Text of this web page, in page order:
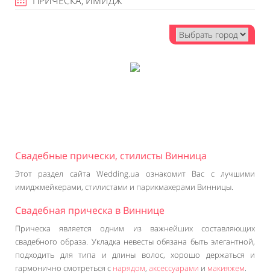
Свадебные прически, стилисты Винница
Этот раздел сайта Wedding.ua ознакомит Вас с лучшими
имиджмейкерами, стилистами и парикмахерами Винницы.
Свадебная прическа в Виннице
Прическа является одним из важнейших составляющих
свадебного образа. Укладка невесты обязана быть элегантной,
подходить для типа и длины волос, хорошо держаться и
гармонично смотреться с нарядом, аксессуарами и макияжем.